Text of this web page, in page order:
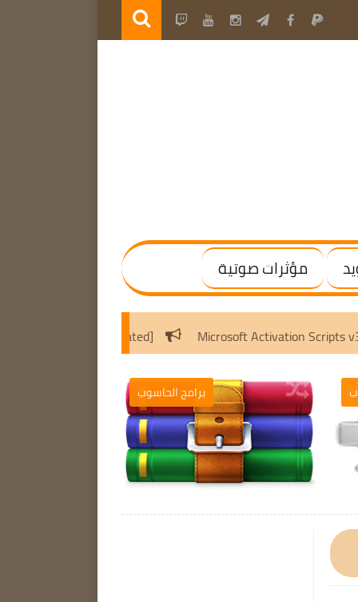
مؤثرات صوتية
Microsoft
WinRAR 7.20 Final | (x64) [Activated]
برامج الحاسوب